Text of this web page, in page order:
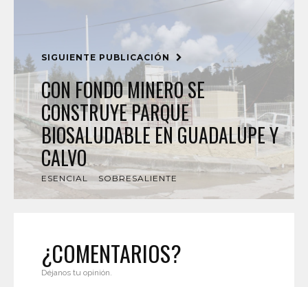
SIGUIENTE PUBLICACIÓN
CON FONDO MINERO SE
CONSTRUYE PARQUE
BIOSALUDABLE EN GUADALUPE Y
CALVO
ESENCIAL SOBRESALIENTE
¿COMENTARIOS?
Déjanos tu opinión.